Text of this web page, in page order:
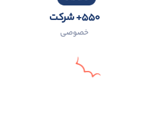
۵۵۰+ شرکت
خصوصی